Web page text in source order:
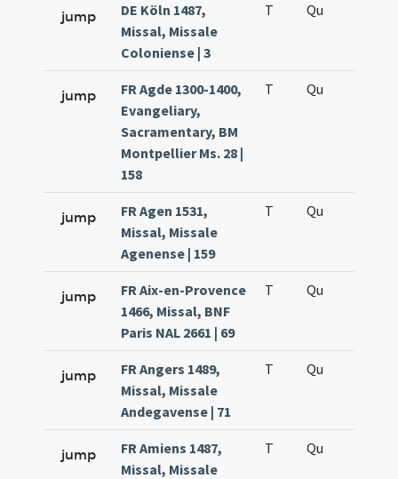
jump
DE Köln 1487,
Missal, Missale
Coloniense | 3
T Qu
jump
FR Agde 1300-1400,
Evangeliary,
Sacramentary, BM
Montpellier Ms. 28 |
158
T Qu
jump
FR Agen 1531,
Missal, Missale
Agenense | 159
T Qu
jump
FR Aix-en-Provence
1466, Missal, BNF
Paris NAL 2661 | 69
T Qu
jump
FR Angers 1489,
Missal, Missale
Andegavense | 71
T Qu
jump
FR Amiens 1487,
Missal, Missale
T Qu